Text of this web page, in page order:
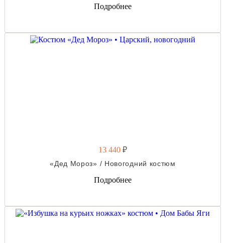
Подробнее
13 440 ₽
«Дед Мороз» / Новогодний костюм
Подробнее